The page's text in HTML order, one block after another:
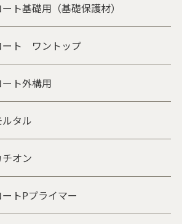
ト基礎用（基礎保護材）
ート ワントップ
ト外構用
タル
オン
トPプライマー